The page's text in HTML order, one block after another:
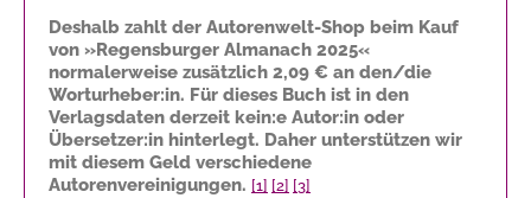
Deshalb zahlt der Autorenwelt-Shop beim Kauf
von »Regensburger Almanach 2025«
normalerweise zusätzlich 2,09 € an den/die
Worturheber:in. Für dieses Buch ist in den
Verlagsdaten derzeit kein:e Autor:in oder
Übersetzer:in hinterlegt. Daher unterstützen wir
mit diesem Geld verschiedene
Autorenvereinigungen. [1] [2] [3]